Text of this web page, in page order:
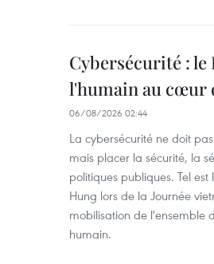
Cybersécurité : le
l'humain au cœur
06/08/2026 02:44
La cybersécurité ne doit
mais placer la sécurité, la
politiques publiques. Tel
Hung lors de la Journée
mobilisation de l'ensemble
humain.